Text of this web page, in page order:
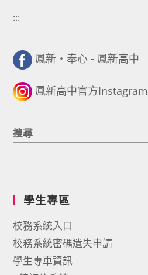
:::
鳳新・奉心 - 鳳新高中
鳳新高中官方Instagram
搜尋
學生專區
校務系統入口
校務系統密碼遺失申請
學生專車資訊